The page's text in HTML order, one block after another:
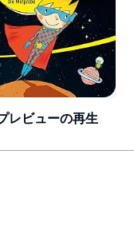
レビューの再生